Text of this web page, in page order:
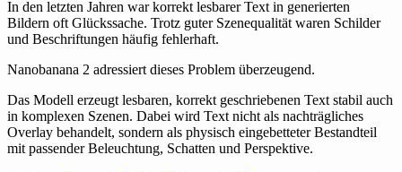
In den letzten Jahren war korrekt lesbarer Text in generierten
Bildern oft Glückssache. Trotz guter Szenequalität waren Schilder
und Beschriftungen häufig fehlerhaft.
Nanobanana 2 adressiert dieses Problem überzeugend.
Das Modell erzeugt lesbaren, korrekt geschriebenen Text stabil auch
in komplexen Szenen. Dabei wird Text nicht als nachträgliches
Overlay behandelt, sondern als physisch eingebetteter Bestandteil
mit passender Beleuchtung, Schatten und Perspektive.